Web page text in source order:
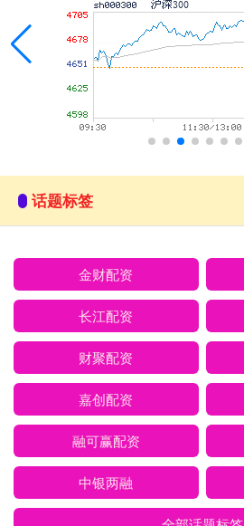
话题标签
金财配资
长江配资
财聚配资
嘉创配资
融可赢配资
中银两融